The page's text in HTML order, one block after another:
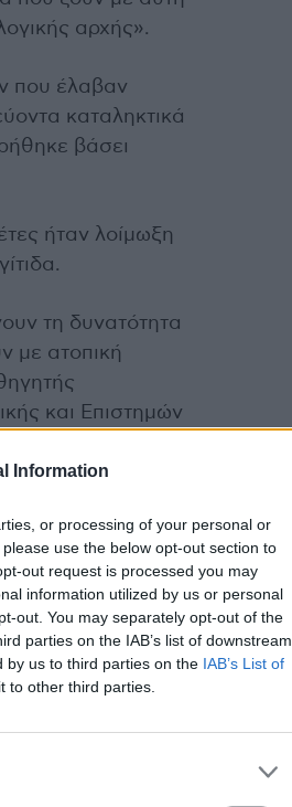
Information
or processing of your personal or
use the below opt-out section to
out request is processed you may
information utilized by us or personal
out. You may separately opt-out of the
parties on the IAB’s list of downstream
by us to third parties on the IAB’s List of
to other third parties.
αρχής».
που έλαβαν
καταληκτικά
βάσει
ήταν λοίμωξη
τη δυνατότητα
με ατοπική
και Επιστημών
έχει
για τους ασθενείς
ένα σταθερό
θεραπεία».
νόσος η
που οδηγεί σε
επηρεάζει έως και
με ατοπική
εύρος των
επιβάρυνση